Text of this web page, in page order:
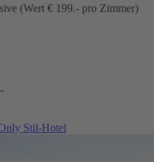
(Wert € 199.- pro Zimmer)
Stil-Hotel